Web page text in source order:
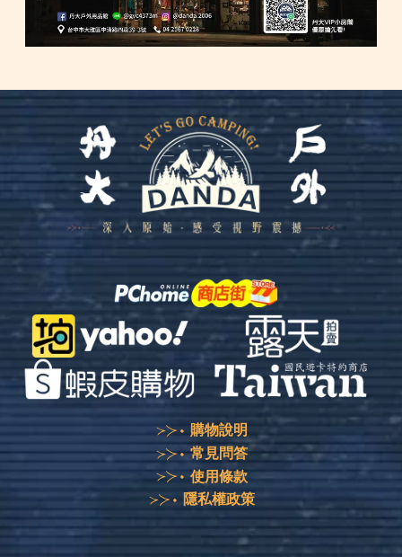
購物說明
常見問答
使用條款
隱私權政策